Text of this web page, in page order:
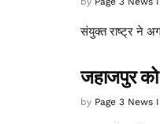
संयुक्त राष्ट्र ने
जहाजपुर को
by Page 3 News